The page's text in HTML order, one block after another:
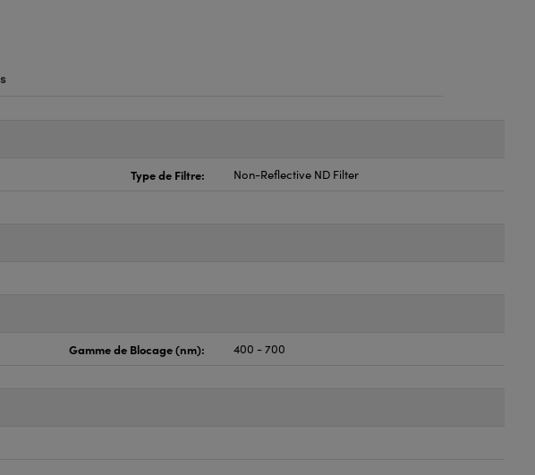
Type de Filtre: Non-Reflective ND Filter
Gamme de Blocage (nm): 400 - 700